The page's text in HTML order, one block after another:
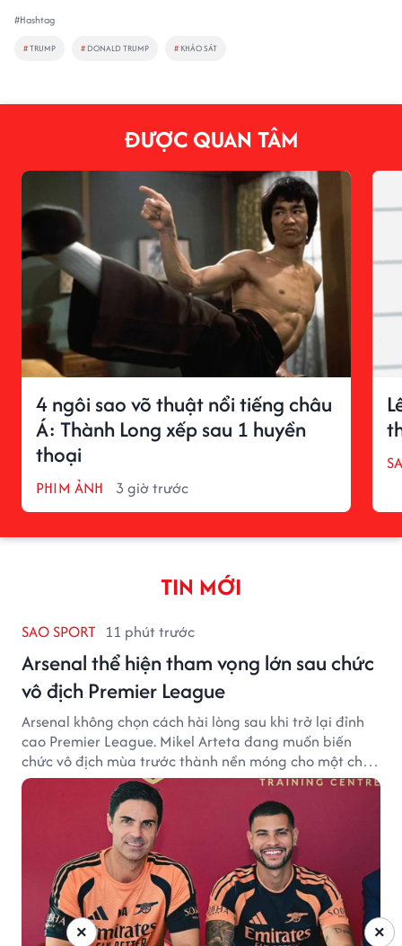
#Hashtag
#TRUMP # DONALD TRUMP # KHẢO SÁT
ĐƯỢC QUAN TÂM
4 ngôi sao võ thuật nổi tiếng châu
Á: Thành Long xếp sau 1 huyền
thoại
PHIM ẢNH 3 giờ trước
TIN MỚI
SAO SPORT 11 phút trước
Arsenal thể hiện tham vọng lớn sau chức
vô địch Premier League
Arsenal không chọn cách hài lòng sau khi trở lại đỉnh
cao Premier League. Mikel Arteta đang muốn biến
chức vô địch mùa trước thành nền móng cho một chu
kỳ thành công mới.
×
×